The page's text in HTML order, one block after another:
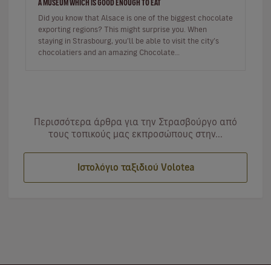
A MUSEUM WHICH IS GOOD ENOUGH TO EAT
Did you know that Alsace is one of the biggest chocolate
exporting regions? This might surprise you. When
staying in Strasbourg, you’ll be able to visit the city’s
chocolatiers and an amazing Chocolate
Περισσότερα άρθρα για την Στρασβούργο από
τους τοπικούς μας εκπροσώπους στην...
Ιστολόγιο ταξιδιού Volotea